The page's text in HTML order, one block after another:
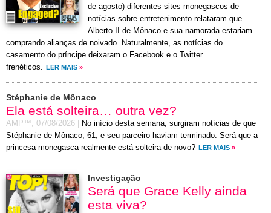
de agosto) diferentes sites monegascos de
notícias sobre entretenimento relataram que
Alberto II de Mônaco e sua namorada estariam
comprando alianças de noivado. Naturalmente, as notícias do
casamento do príncipe deixaram o Facebook e o Twitter
frenéticos.
LER MAIS »
Stéphanie de Mônaco
Ela está solteira… outra vez?
AMP™, 07/08/2026
No início desta semana, surgiram notícias de que
Stéphanie de Mônaco, 61, e seu parceiro haviam terminado. Será que a
princesa monegasca realmente está solteira de novo? LER MAIS »
Investigação
Será que Grace Kelly ainda
esta viva?